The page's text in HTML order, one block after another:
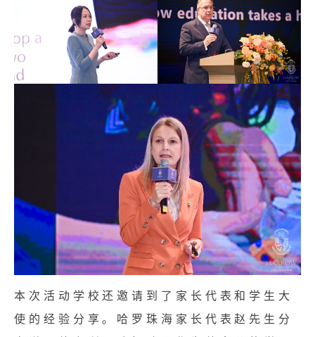
本次活动学校还邀请到了家长代表和学生大
使的经验分享。哈罗珠海家长代表赵先生分